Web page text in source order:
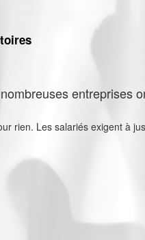
rien. Les salariés exigent à
et victoires